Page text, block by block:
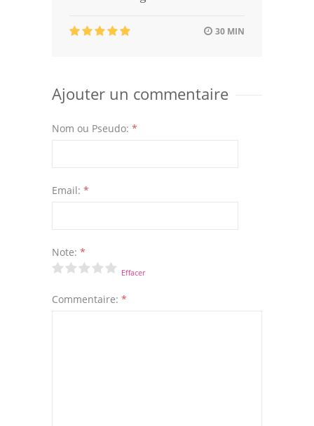
30 MIN
Ajouter un commentaire
Nom ou Pseudo: *
Email: *
Note: *
Effacer
Commentaire: *